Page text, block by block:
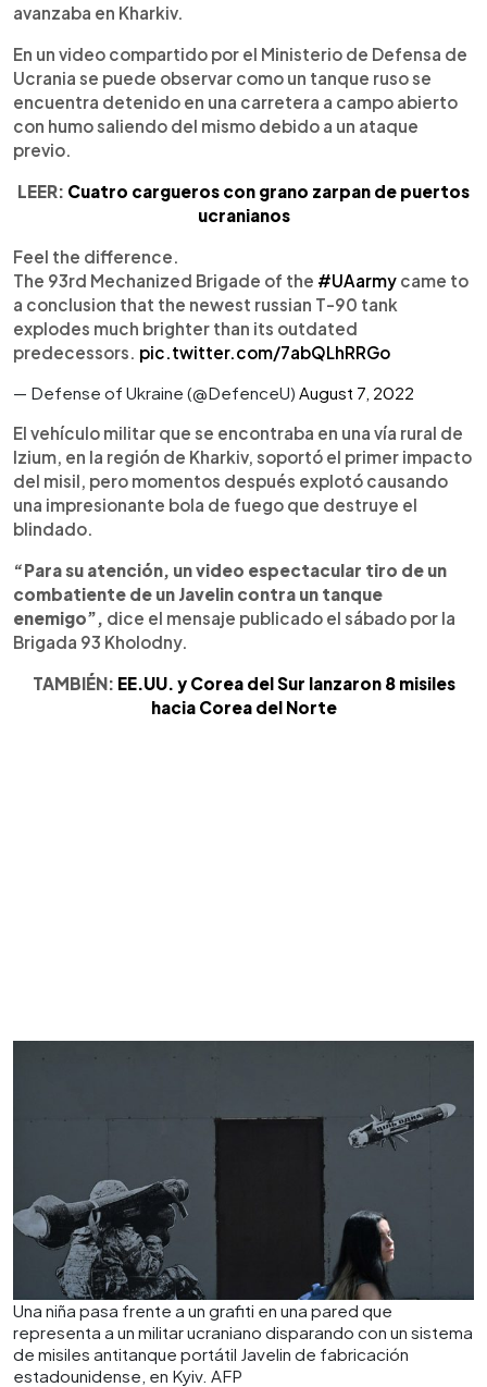
avanzaba en Kharkiv.
En un video compartido por el Ministerio de Defensa de
Ucrania se puede observar como un tanque ruso se
encuentra detenido en una carretera a campo abierto
con humo saliendo del mismo debido a un ataque
previo.
LEER: Cuatro cargueros con grano zarpan de puertos
ucranianos
Feel the difference.
The 93rd Mechanized Brigade of the #UAarmy came to
a conclusion that the newest russian T-90 tank
explodes much brighter than its outdated
predecessors. pic.twitter.com/7abQLhRRGo
— Defense of Ukraine (@DefenceU) August 7, 2022
El vehículo militar que se encontraba en una vía rural de
Izium, en la región de Kharkiv, soportó el primer impacto
del misil, pero momentos después explotó causando
una impresionante bola de fuego que destruye el
blindado.
“Para su atención, un video espectacular tiro de un
combatiente de un Javelin contra un tanque
enemigo”, dice el mensaje publicado el sábado por la
Brigada 93 Kholodny.
TAMBIÉN: EE.UU. y Corea del Sur lanzaron 8 misiles
hacia Corea del Norte
Una niña pasa frente a un grafiti en una pared que
representa a un militar ucraniano disparando con un sistema
de misiles antitanque portátil Javelin de fabricación
estadounidense, en Kyiv. AFP